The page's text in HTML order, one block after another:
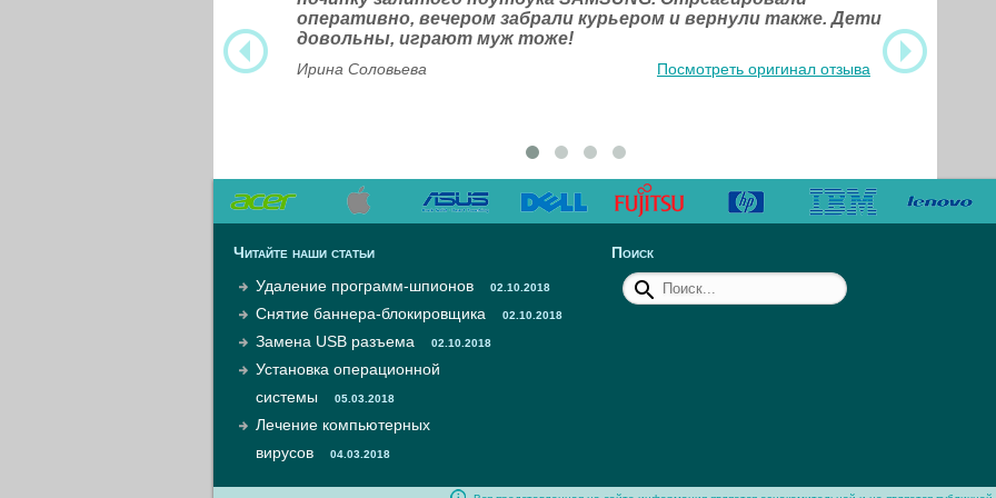
оперативно, вечером забрали курьером и вернули также. Дети
довольны, играют муж тоже!
Ирина Соловьева Посмотреть оригинал отзыва
Читайте наши статьи
Удаление программ-шпионов
02.10.2018
Снятие баннера-блокировщика 02.10.2018
Замена USB разъема 02.10.2018
Установка операционной
системы
05.03.2018
Лечение компьютерных
вирусов
04.03.2018
Поиск